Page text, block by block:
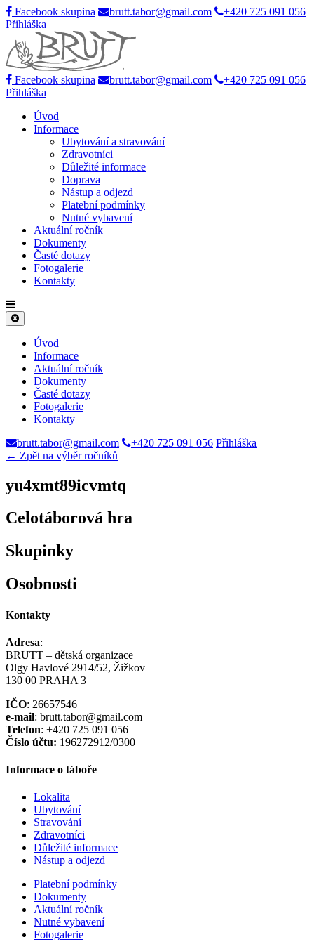
Facebook skupina brutt.tabor@gmail.com
+420 725 091 056
Přihláška
Facebook skupina brutt.tabor@gmail.com
+420 725 091 056
Přihláška
Úvod
Informace
Ubytování a stravování
Zdravotníci
Důležité informace
Doprava
Nástup a odjezd
Platební podmínky
Nutné vybavení
Aktuální ročník
Dokumenty
Časté dotazy
Fotogalerie
Kontakty
Úvod
Informace
Aktuální ročník
Dokumenty
Časté dotazy
Fotogalerie
Kontakty
brutt.tabor@gmail.com
+420 725 091 056 Přihláška
← Zpět na výběr ročníků
yu4xmt89icvmtq
Celotáborová hra
Skupinky
Osobnosti
Kontakty
Adresa:
BRUTT – dětská organizace
Olgy Havlové 2914/52, Žižkov
130 00 PRAHA 3
IČO: 26657546
e-mail: brutt.tabor@gmail.com
Telefon: +420 725 091 056
Číslo účtu: 196272912/0300
Informace o táboře
Lokalita
Ubytování
Stravování
Zdravotníci
Důležité informace
Nástup a odjezd
Platební podmínky
Dokumenty
Aktuální ročník
Nutné vybavení
Fotogalerie